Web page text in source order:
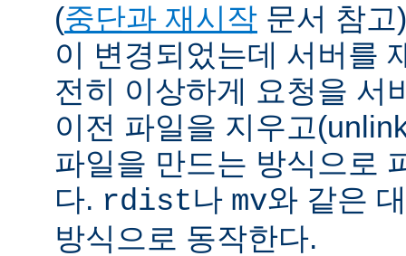
(중단과 재시작 문서 참
이 변경되었는데 서버를
전히 이상하게 요청을 서
이전 파일을 지우고
파일을 만드는 방식으로
다. rdist나 mv와 같은
방식으로 동작한다.